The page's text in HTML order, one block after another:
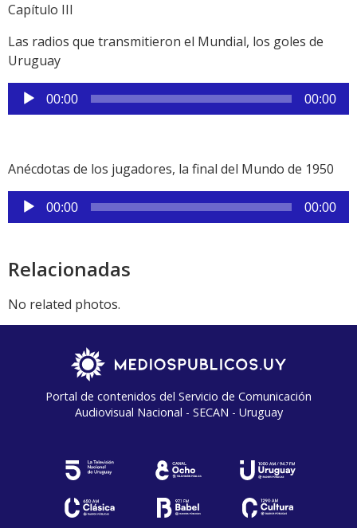
Capítulo III
Las radios que transmitieron el Mundial, los goles de
Uruguay
Reproductor
de
00:00 00:00
Anécdotas de los jugadores, la final del Mundo de 1950
Reproductor
de
00:00 00:00
Relacionadas
No related photos.
Portal de contenidos del Servicio de Comunicación
Audiovisual Nacional - SECAN - Uruguay